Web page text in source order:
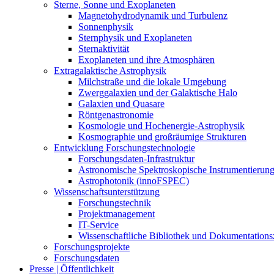
Sterne, Sonne und Exoplaneten
Magnetohydrodynamik und Turbulenz
Sonnenphysik
Sternphysik und Exoplaneten
Sternaktivität
Exoplaneten und ihre Atmosphären
Extragalaktische Astrophysik
Milchstraße und die lokale Umgebung
Zwerggalaxien und der Galaktische Halo
Galaxien und Quasare
Röntgenastronomie
Kosmologie und Hochenergie-Astrophysik
Kosmographie und großräumige Strukturen
Entwicklung Forschungstechnologie
Forschungsdaten-Infrastruktur
Astronomische Spektroskopische Instrumentierung
Astrophotonik (innoFSPEC)
Wissenschaftsunterstützung
Forschungstechnik
Projektmanagement
IT-Service
Wissenschaftliche Bibliothek und
Forschungsprojekte
Forschungsdaten
Presse | Öffentlichkeit